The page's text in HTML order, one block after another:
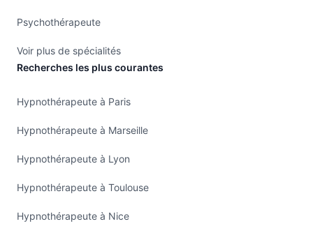
Psychothérapeute
Voir plus de spécialités
Recherches les plus courantes
Hypnothérapeute à Paris
Hypnothérapeute à Marseille
Hypnothérapeute à Lyon
Hypnothérapeute à Toulouse
Hypnothérapeute à Nice